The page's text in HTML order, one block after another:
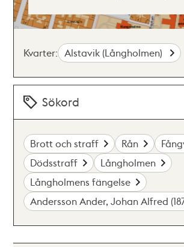
Kvarter: Alstavik (Långholmen)
Sökord
Brott och straff Rån
Dödsstraff
Långholmen
Långholmens fängelse
Andersson Ander, Johan Alfred